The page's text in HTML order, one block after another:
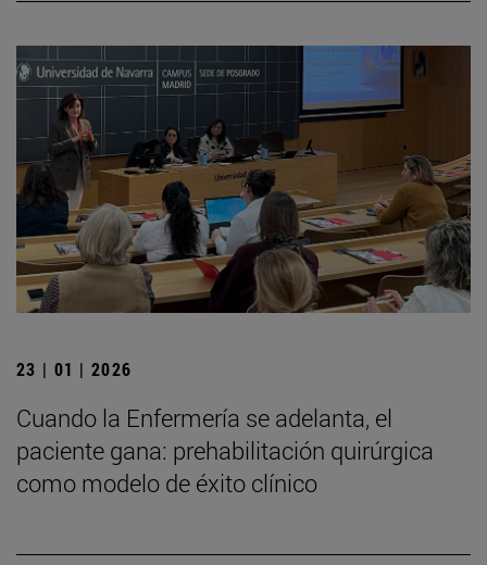
23 | 01 | 2026
Cuando la Enfermería se adelanta, el
paciente gana: prehabilitación quirúrgica
como modelo de éxito clínico